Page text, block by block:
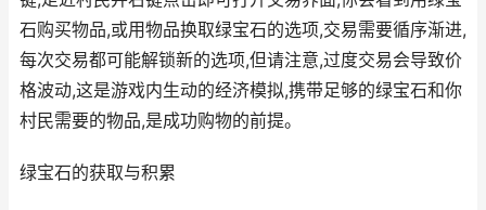
石购买物品,或用物品换取绿宝石的选项,交易需要循序渐进,
每次交易都可能解锁新的选项,但请注意,过度交易会导致价
格波动,这是游戏内生动的经济模拟,携带足够的绿宝石和你
村民需要的物品,是成功购物的前提。
绿宝石的获取与积累